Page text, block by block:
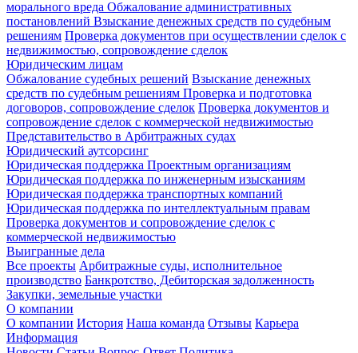
морального вреда Обжалование административных
постановлений Взыскание денежных средств по судебным
решениям Проверка документов при осуществлении сделок с
недвижимостью, сопровождение сделок
Юридическим лицам
Обжалование судебных решений Взыскание денежных
средств по судебным решениям Проверка и подготовка
договоров, сопровождение сделок Проверка документов и
сопровождение сделок с коммерческой недвижимостью
Представительство в Арбитражных судах
Юридический аутсорсинг
Юридическая поддержка Проектным организациям
Юридическая поддержка по инженерным изысканиям
Юридическая поддержка транспортных компаний
Юридическая поддержка по интеллектуальным правам
Проверка документов и сопровождение сделок с
коммерческой недвижимостью
Выигранные дела
Все проекты Арбитражные суды, исполнительное
производство Банкротство, Дебиторская задолженность
Закупки, земельные участки
О компании
О компании История Наша команда Отзывы Карьера
Информация